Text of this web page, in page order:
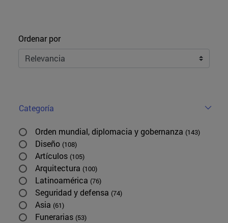
Ordenar
Ordenar por
Categoría
Orden mundial, diplomacia y gobernanza (143)
Diseño (108)
Artículos (105)
Arquitectura (100)
Latinoamérica (76)
Seguridad y defensa (74)
Asia (61)
Funerarias (53)